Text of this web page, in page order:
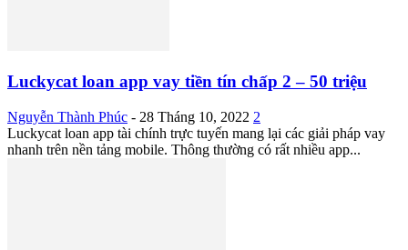
Luckycat loan app vay tiền tín chấp 2 – 50 triệu
Nguyễn Thành Phúc - 28 Tháng 10, 2022 2
Luckycat loan app tài chính trực tuyến mang lại các giải pháp vay
nhanh trên nền tảng mobile. Thông thường có rất nhiều app...